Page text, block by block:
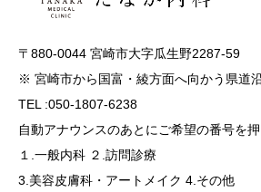
〒880-0044 宮崎市大字瓜生野2287-59
※ 宮崎市から国富・綾方面へ向かう県道
TEL :050-1807-6238
自動アナウンスのあとにご希望の番号を
１.一般内科 ２.訪問診療
3.美容皮膚科・アートメイク 4.その他